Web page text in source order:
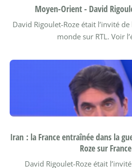
Moyen-Orient - David
David Rigoulet-Roze était l’invité
monde sur RTL. Voir
Iran : la France entraînée dans la
Roze sur
David Rigoulet-Roze était